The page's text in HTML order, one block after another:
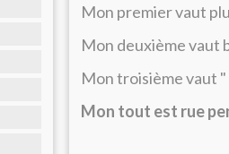
Mon premier vaut
Mon deuxième vaut
Mon troisième vaut "
Mon tout est rue